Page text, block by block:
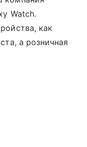
Watch.
как
а розничная